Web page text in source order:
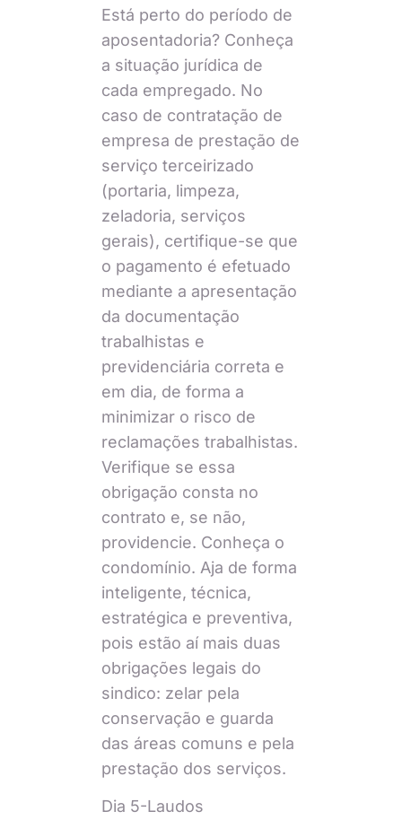
Está perto do período de
aposentadoria? Conheça
a situação jurídica de
cada empregado. No
caso de contratação de
empresa de prestação de
serviço terceirizado
(portaria, limpeza,
zeladoria, serviços
gerais), certifique-se que
o pagamento é efetuado
mediante a apresentação
da documentação
trabalhistas e
previdenciária correta e
em dia, de forma a
minimizar o risco de
reclamações trabalhistas.
Verifique se essa
obrigação consta no
contrato e, se não,
providencie. Conheça o
condomínio. Aja de forma
inteligente, técnica,
estratégica e preventiva,
pois estão aí mais duas
obrigações legais do
sindico: zelar pela
conservação e guarda
das áreas comuns e pela
prestação dos serviços.
Dia 5-Laudos